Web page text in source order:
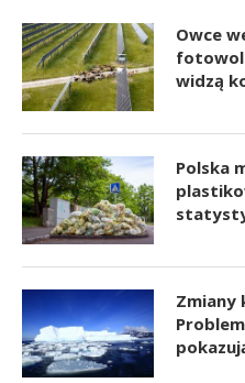
Owce
widzą
Polska
Zmiany